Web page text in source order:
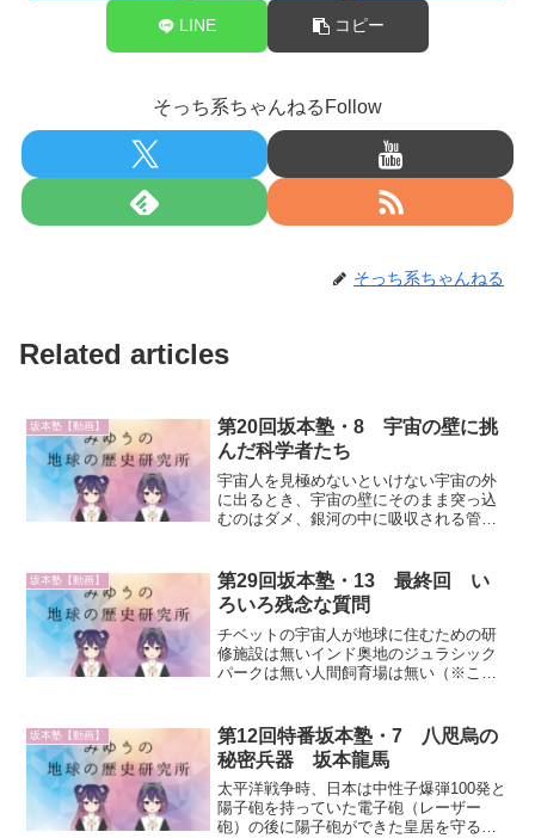
LINE コピー
そっち系ちゃんねるFollow
そっち系ちゃんねる
Related articles
坂本塾【動画】
第20回坂本塾・8 宇宙の壁に挑
んだ科学者たち
宇宙人を見極めないといけない宇宙の外
に出るとき、宇宙の壁にそのまま突っ込
むのはダメ、銀河の中に吸収される管の
なった巨大最高生命体さまに乗っかって
いった、大管理者がそのと...
坂本塾【動画】
第29回坂本塾・13 最終回 い
ろいろ残念な質問
チベットの宇宙人が地球に住むための研
修施設は無いインド奥地のジュラシック
パークは無い人間飼育場は無い（※これ
坂本塾【動画】
第12回特番坂本塾・7 八咫烏の
秘密兵器 坂本龍馬
太平洋戦争時、日本は中性子爆弾100発と
陽子砲を持っていた電子砲（レーザー
砲）の後に陽子砲ができた皇居を守るた